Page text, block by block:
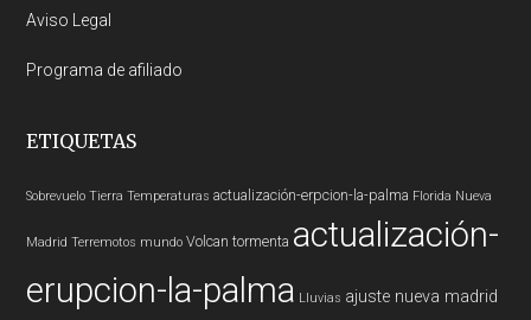
Aviso Legal
Programa de afiliado
ETIQUETAS
Sobrevuelo Tierra Temperaturas actualización-erpcion-la-palma Florida Nueva
Madrid Terremotos mundo Volcan tormenta actualización-
erupcion-la-palma Lluvias ajuste nueva madrid